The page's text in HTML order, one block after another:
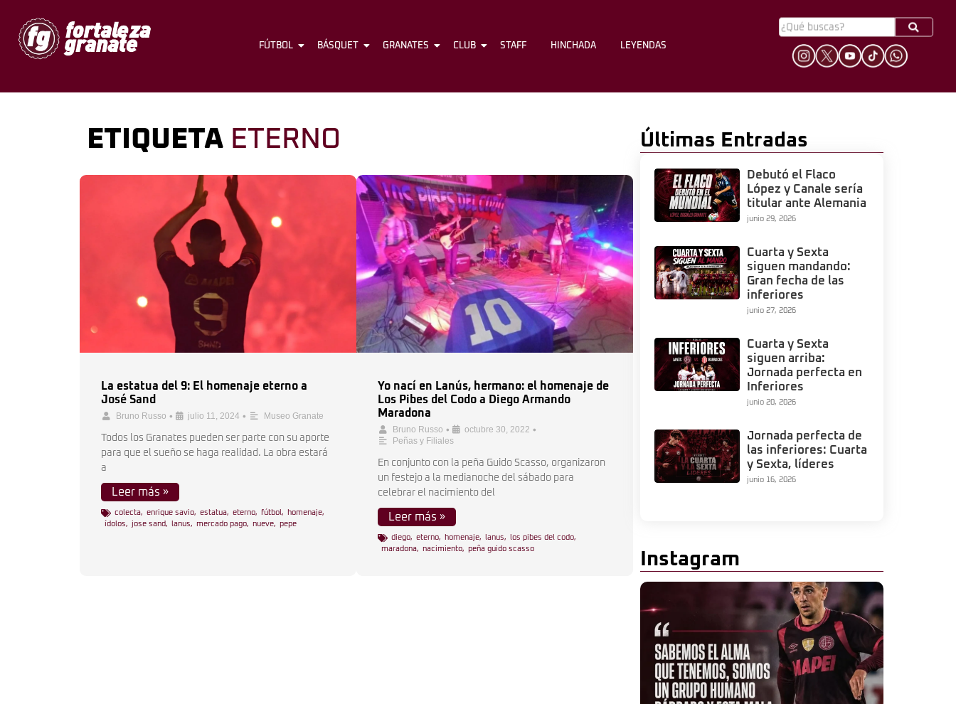
FÚTBOL BÁSQUET GRANATES CLUB STAFF HINCHADA
FÚTBOL BÁSQUET GRANATES CLUB STAFF HINCHADA LEYENDAS
ETIQUETA ETERNO
La estatua del 9: El homenaje eterno a
José Sand
Bruno Russo • julio 11, 2024 • Museo Granate
Todos los Granates pueden ser parte con su aporte
para que el sueño se haga realidad. La obra estará
a
Leer más »
colecta, enrique savio, estatua, eterno, fútbol , homenaje,
ídolos, jose sand, lanus, mercado pago, nueve, pepe
Yo nací en Lanús, hermano: el homenaje de
Los Pibes del Codo a Diego Armando
Maradona
Bruno Russo • octubre 30, 2022 •
Peñas y Filiales
En conjunto con la peña Guido Scasso, organizaron
un festejo a la medianoche del sábado para
celebrar el nacimiento del
Leer más »
diego, eterno, homenaje, lanus, los pibes del codo,
maradona, nacimiento, peña guido scasso
Últimas Entradas
Debutó el Flaco
López y Canale sería
titular ante Alemania
junio 29, 2026
Cuarta y Sexta
siguen mandando:
Gran fecha de las
inferiores
junio 27, 2026
Cuarta y Sexta
siguen arriba:
Jornada perfecta en
Inferiores
junio 20, 2026
Jornada perfecta de
las inferiores: Cuarta
y Sexta, líderes
junio 16, 2026
Instagram